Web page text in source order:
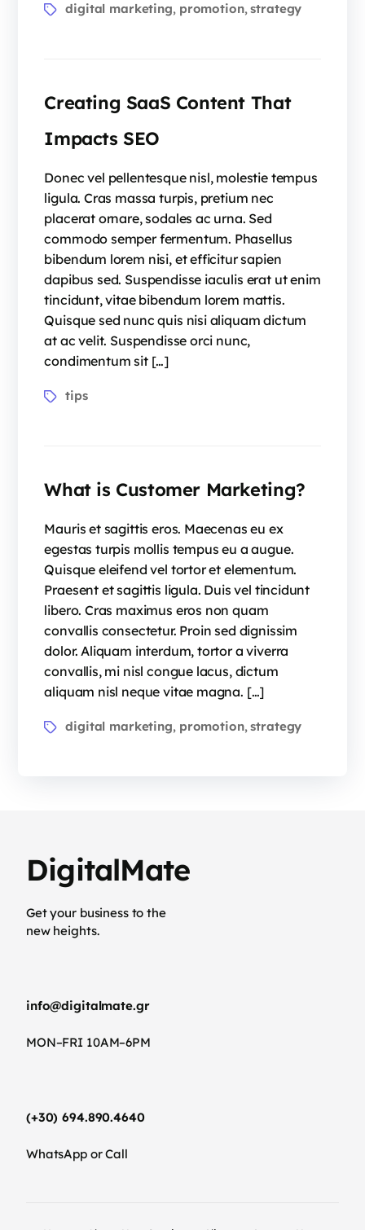
digital marketing, promotion,strategy
Creating SaaS Content That
Impacts SEO
Donec vel pellentesque nisl, molestie tempus
ligula. Cras massa turpis, pretium nec
placerat ornare, sodales ac urna. Sed
commodo semper fermentum. Phasellus
bibendum lorem nisi, et efficitur sapien
dapibus sed. Suspendisse iaculis erat ut enim
tincidunt, vitae bibendum lorem mattis.
Quisque sed nunc quis nisi aliquam dictum
at ac velit. Suspendisse orci nunc,
condimentum sit […]
tips
What is Customer Marketing?
Mauris et sagittis eros. Maecenas eu ex
egestas turpis mollis tempus eu a augue.
Quisque eleifend vel tortor et elementum.
Praesent et sagittis ligula. Duis vel tincidunt
libero. Cras maximus eros non quam
convallis consectetur. Proin sed dignissim
dolor. Aliquam interdum, tortor a viverra
convallis, mi nisl congue lacus, dictum
aliquam nisl neque vitae magna. […]
digital marketing, promotion,strategy
DigitalMate
Get your business to the
new heights.
info@digitalmate.gr
MON–FRI 10AM–6PM
(+30) 694.890.4640
WhatsApp or Call